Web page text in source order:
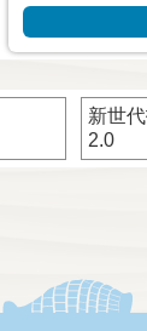
新世